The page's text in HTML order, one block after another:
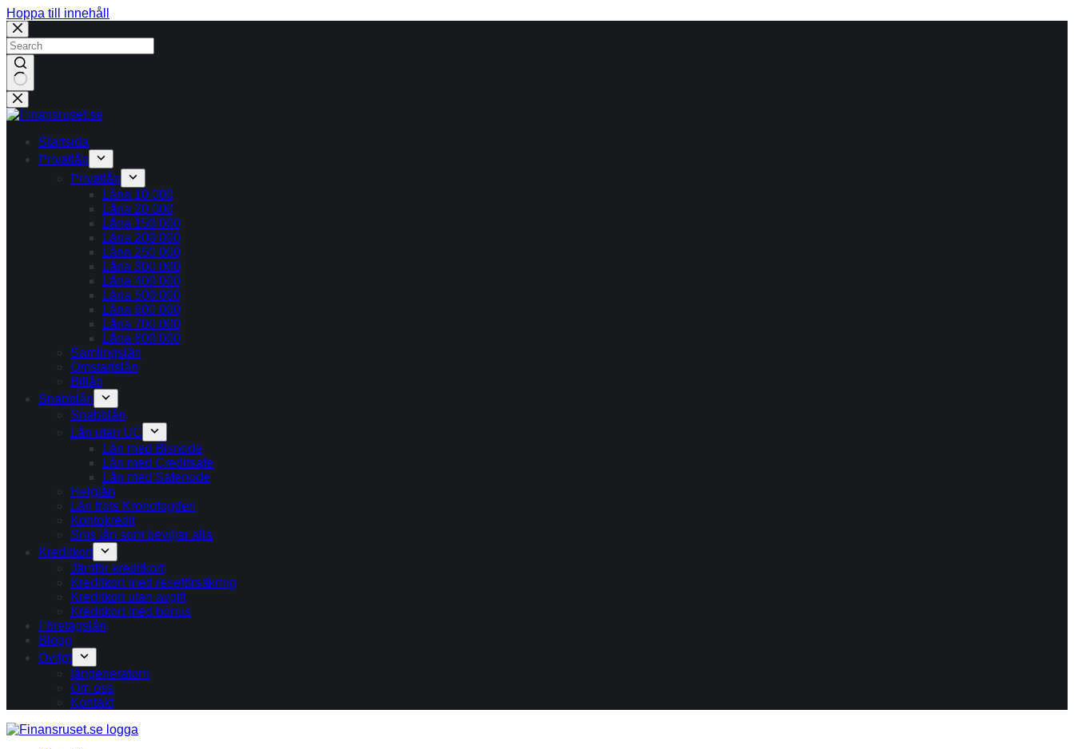
Hoppa till innehåll
Inga
resultat
Startsida
Privatlån
Privatlån
Låna 10 000
Låna 20 000
Låna 150 000
Låna 200 000
Låna 250 000
Låna 300 000
Låna 400 000
Låna 500 000
Låna 600 000
Låna 700 000
Låna 800 000
Samlingslån
Omstartslån
Billån
Snabblån
Snabblån
Lån utan UC
Lån med Bisnode
Lån med Creditsafe
Lån med Safenode
Helglån
Lån trots Kronofogden
Kontokredit
Sms lån som beviljar alla
Kreditkort
Jämför kreditkort
Kreditkort med reseförsäkring
Kreditkort utan avgift
Kreditkort med bonus
Företagslån
Blogg
Övrigt
långeneratorn
Om oss
Kontakt